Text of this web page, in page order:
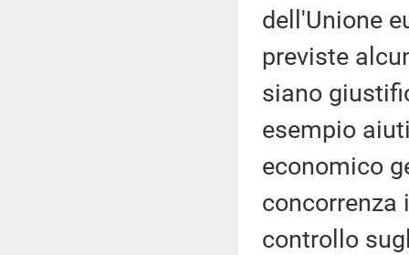
dell'Unione
previste
siano
esempio
economico
concorrenza
controllo